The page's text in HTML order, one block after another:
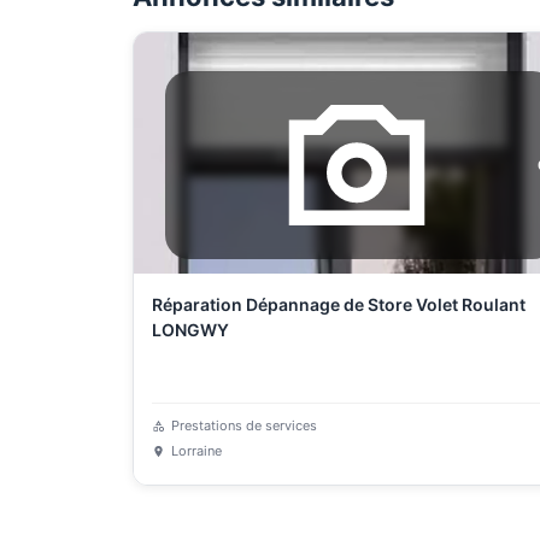
Réparation Dépannage de Store Volet Roulant
LONGWY
Prestations de services
Lorraine